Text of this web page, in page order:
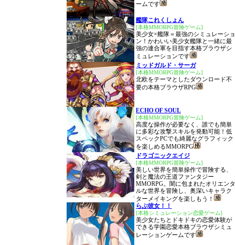
ームです
艦隊これくしょん
[本格MMORPG冒険ゲーム]
美少女×艦隊＝最強のシミュレーショ
ン！かわいい美少女艦隊と一緒に最
強の連合軍を目指す本格ブラウザシ
ミュレーションです
ミッドガルド・サーガ
[本格MMORPG冒険ゲーム]
北欧をテーマとしたダウンロード不
要の本格ブラウザRPG
ECHO OF SOUL
[本格MMORPG冒険ゲーム]
高度な操作が必要なく、誰でも簡単
に多彩な攻撃スキルを発動可能！低
スペックPCでも綺麗なグラフィック
を楽しめるMMORPG
ドラゴニックエイジ
[本格MMORPG冒険ゲーム]
美しい世界を簡単操作で冒険する、
剣と魔法の王道ファンタジー
MMORPG。闇に包まれたオリエンタ
ルな世界を冒険し、奥深いキャラク
ターメイキングを楽しもう！
らぶ彼女！！
[本格シミュレーション恋愛ゲーム]
美少女たちとドキドキの恋愛体験が
できる学園恋愛本格ブラウザシミュ
レーションゲームです